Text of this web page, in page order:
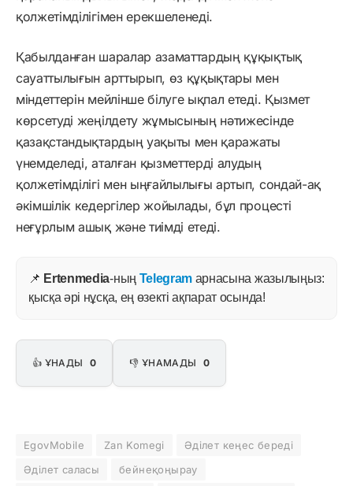
қолжетімділігімен ерекшеленеді.
Қабылданған шаралар азаматтардың құқықтық
сауаттылығын арттырып, өз құқықтары мен
міндеттерін мейлінше білуге ықпал етеді. Қызмет
көрсетуді жеңілдету жұмысының нәтижесінде
қазақстандықтардың уақыты мен қаражаты
үнемделеді, аталған қызметтерді алудың
қолжетімділігі мен ыңғайлылығы артып, сондай-ақ
әкімшілік кедергілер жойылады, бұл процесті
неғұрлым ашық және тиімді етеді.
📌 Ertenmedia-ның Telegram арнасына жазылыңыз:
қысқа әрі нұсқа, ең өзекті ақпарат осында!
👍 ҰНАДЫ 0 👎 ҰНАМАДЫ 0
EgovMobile Zan Komegi
Әділет кеңес береді
Әділет саласы
бейнеқоңырау